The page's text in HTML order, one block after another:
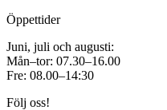
Öppettider
Juni, juli och augusti:
Mån–tor: 07.30–16.00
Fre: 08.00–14:30
Följ oss!